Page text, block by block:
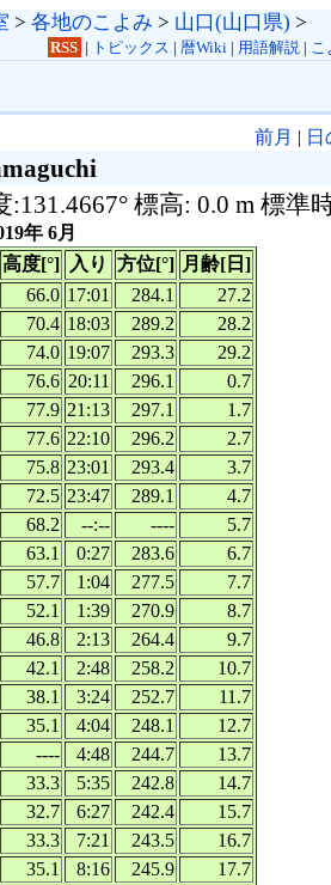
> 各地のこよみ > 山口(山口県) >
RSS | トピックス | 暦Wiki| 用語解説| こ
前月 |
:131.4667° 標高: 0.0 m 標準
年 6月
高度[°] 入り 方位[°] 月齢[日]
66.0 17:01 284.1
27.2
70.4 18:03 289.2
28.2
74.0 19:07 293.3
29.2
76.6 20:11 296.1
0.7
77.9 21:13 297.1
1.7
77.6 22:10 296.2
2.7
75.8 23:01 293.4
3.7
72.5 23:47 289.1
4.7
68.2 --:-- ----
5.7
63.1 0:27 283.6
6.7
57.7 1:04 277.5
7.7
52.1 1:39 270.9
8.7
46.8 2:13 264.4
9.7
42.1 2:48 258.2
10.7
38.1 3:24 252.7
11.7
35.1 4:04 248.1
12.7
---- 4:48 244.7
13.7
33.3 5:35 242.8
14.7
32.7 6:27 242.4
15.7
33.3 7:21 243.5
16.7
35.1 8:16 245.9
17.7